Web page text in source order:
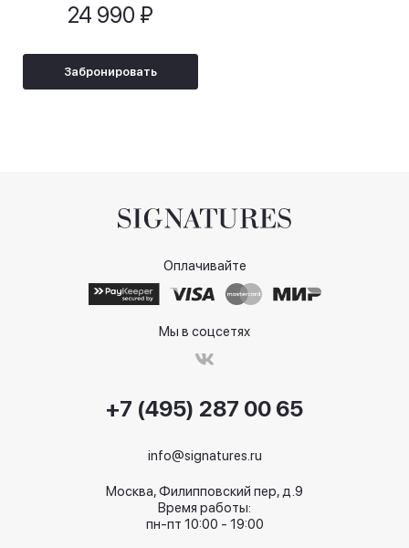
24 990 ₽
Забронировать
Оплачивайте
Мы в соцсетях
+7 (495) 287 00 65
info@signatures.ru
Москва, Филипповский пер, д.9
Время работы:
пн-пт 10:00 - 19:00